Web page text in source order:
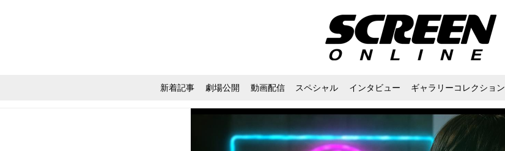
新着記事 劇場公開 動画配信 スペシャル インタビュー ギャラリーコレクション